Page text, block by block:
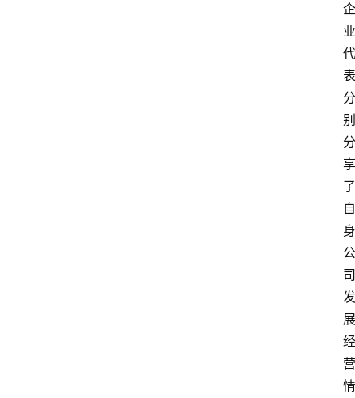
企
业
代
表
分
别
分
享
了
自
身
公
司
发
展
经
营
情